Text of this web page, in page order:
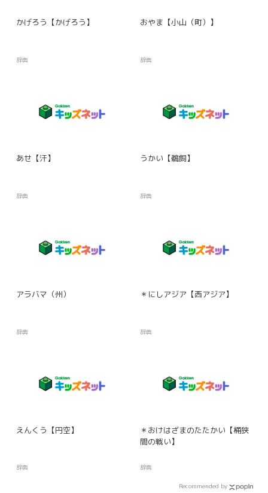
かげろう【かげろう】
辞典
おやま【小山（町）】
辞典
あせ【汗】
辞典
うかい【鵜飼】
辞典
アラバマ（州）
辞典
＊にしアジア【西アジア】
辞典
えんくう【円空】
辞典
＊おけはざまのたたかい【桶狭
間の戦い】
辞典
Recommended by